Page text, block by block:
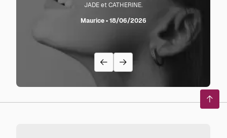
JADE et CATHERINE.
Maurice • 18/06/2026
en